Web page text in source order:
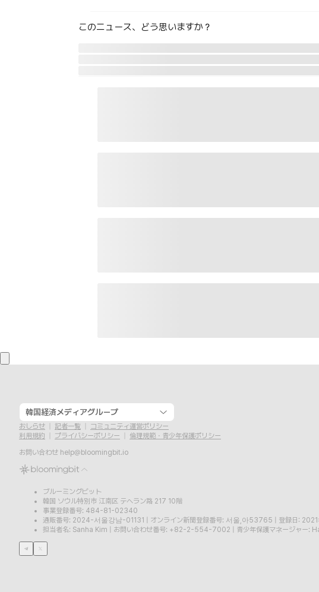
このニュース、どう思いますか？
韓国経済メディアグループ
おしらせ 記者一覧
コミュニティ運営ポリシー
利用規約
プライバシーポリシー
倫理規範・青少年保護ポリシー
お問い合わせ help@bloomingbit.io
ブルーミングビット
韓国 ソウル特別市 江南区 テヘラン路 217 10階
事業登録番号: 484-81-02340
通販番号: 2024-서울강남-01131
オンライン新聞登録番号: 서울,아53765 登録日:
担当者名: Sanha Kim
お問い合わせ番号: +82-2-554-7002 青少年保護マネージャー: